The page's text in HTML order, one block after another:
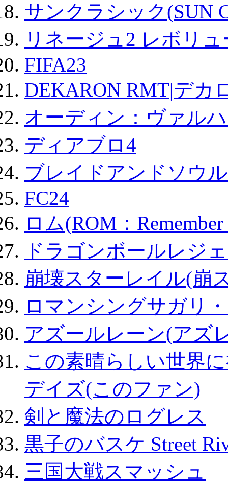
サンクラシック(SUN
リネージュ2 レボリ
FIFA23
DEKARON RMT|デカ
オーディン：ヴァル
ディアブロ4
ブレイドアンドソウ
FC24
ロム(ROM：
ドラゴンボールレジ
崩壊スターレイル(崩
ロマンシングサガリ
アズールレーン(アズ
この素晴らしい世界
デイズ(このファン)
剣と魔法のログレス
黒子のバスケ Street
三国大戦スマッシュ